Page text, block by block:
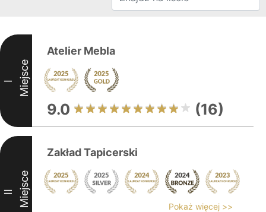
I Miejsce
Atelier Mebla
9.0 (16)
II Miejsce
Zakład Tapicerski
Pokaż więcej >>